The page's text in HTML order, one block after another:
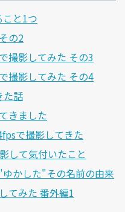
と1つ
の2
撮影してみた その3
撮影してみた その4
た話
きました
で撮影してきた
して気付いたこと
かした"その名前の由来
てみた 番外編1